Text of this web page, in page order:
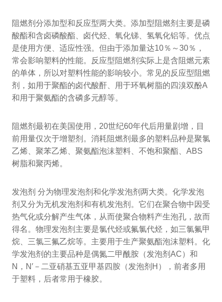
阻燃剂分添加型和反应型两大类。添加型阻燃剂主要是磷
酸酯和含卤磷酸酯、卤代烃、氧化锑、氢氧化铝等。优点
是使用方便、适应性强。但由于添加量达10％～30％，
常会影响塑料的性能。反应型阻燃剂实际上是含阻燃元素
的单体，所以对塑料性能的影响较小。常见的反应型阻燃
剂，如用于聚酯的卤代酸酐、用于环氧树脂的四溴双酚A
和用于聚氨酯的含磷多元醇等。
阻燃剂最初在美国使用，20世纪60年代后用量剧增，目
前用量仅次于增塑剂。消耗阻燃剂最多的塑料品种是聚氯
乙烯、聚苯乙烯、聚氨酯泡沫塑料、不饱和聚酯、ABS
树脂和聚丙烯。
发泡剂 分为物理发泡剂和化学发泡剂两大类。化学发泡
剂又分为无机发泡剂和有机发泡剂。它们在聚合物中因受
热气化或分解产生气体，从而使聚合物料产生泡孔，故而
得名。物理发泡剂主要是氯代烃或氟氯代烃，如三氯氟甲
烷、三氯三氟乙烷等。主要用于生产聚氨酯泡沫塑料。化
学发泡剂的主要品种是偶氮二甲酰胺（发泡剂AC）和
N，N′－二亚硝基五亚甲基四胺（发泡剂H），前者多用
于塑料，后者常用于橡胶。